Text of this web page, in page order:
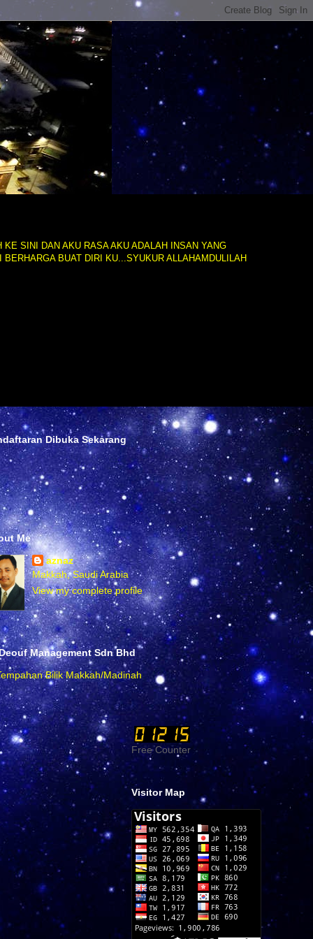
SINI DAN AKU RASA AKU ADALAH INSAN YANG
BUAT DIRI KU...SYUKUR ALLAHAMDULILAH
Dibuka Sekarang
Me
aznaz
Makkah, Saudi Arabia
View my complete profile
Management Sdn Bhd
Free Counter
Visitor Map